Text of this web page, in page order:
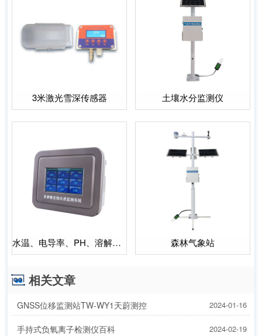
3米激光雪深传感器 土壤水分监测仪
水温、电导率、PH、溶解氧、氨氮水质在线分析仪 森林气象站
相关文章
GNSS位移监测站TW-WY1天蔚测控 2024-01-16
手持式负氧离子检测仪百科 2024-02-19